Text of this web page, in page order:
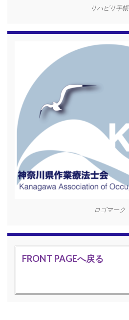
リハビリ手帳
ロゴマーク
FRONT PAGEへ戻る